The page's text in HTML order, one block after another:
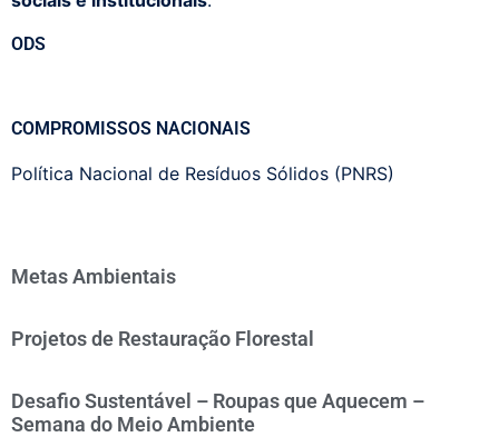
ODS
COMPROMISSOS NACIONAIS
Política Nacional de Resíduos Sólidos (PNRS)
Metas Ambientais
Projetos de Restauração Florestal
Desafio Sustentável – Roupas que Aquecem –
Semana do Meio Ambiente